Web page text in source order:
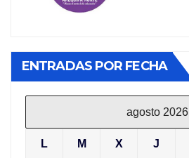
ENTRADAS POR FECHA
agosto 2026
L M X J